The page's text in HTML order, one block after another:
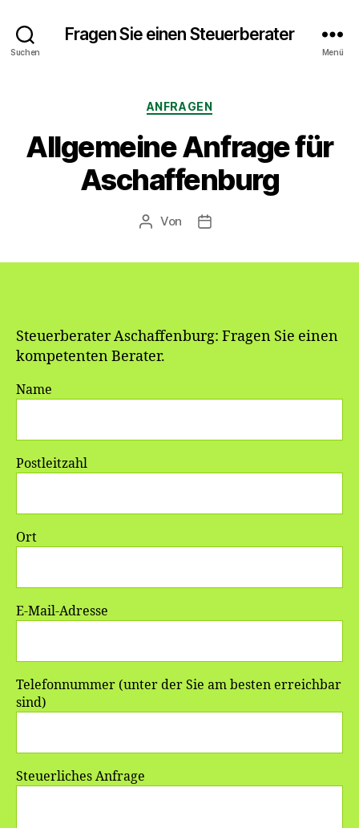
Suchen
Fragen Sie einen Steuerberater
Menü
Kategorien
ANFRAGEN
Allgemeine Anfrage für
Aschaffenburg
Beitragsautor
Von Veröffentlichungsdatum
Steuerberater Aschaffenburg: Fragen Sie einen
kompetenten Berater.
Name
Postleitzahl
Ort
E-Mail-Adresse
Telefonnummer (unter der Sie am besten erreichbar
sind)
Steuerliches Anfrage